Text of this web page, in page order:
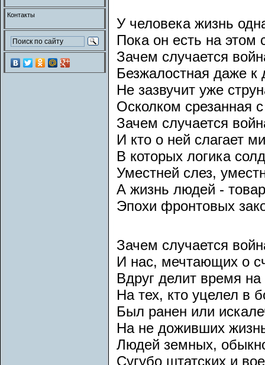
У человека жизнь
Пока он есть на этом
Зачем случается
Безжалостная даже к
Не зазвучит уже
Осколком срезанная
Зачем случается
И кто о ней слагает
В которых логика
Уместней слез,
А жизнь людей -
Эпохи фронтовых
Зачем случается
И нас, мечтающих о
Вдруг делит время на
На тех, кто уцелел в
Был ранен или
На не доживших
Людей земных,
Сугубо штатских и
Контакты